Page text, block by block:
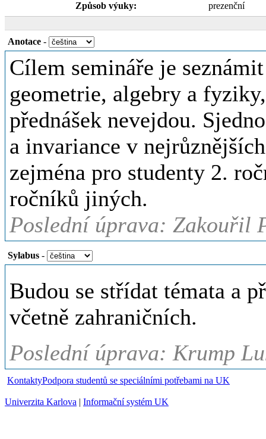
Způsob výuky:
prezenční
Anotace -
Cílem semináře je
geometrie, algebry a
přednášek nevejdou.
a invariance v
zejména pro studenty 2.
ročníků jiných.
Poslední úprava: Zakouřil
Sylabus -
Budou se střídat témata a
včetně zahraničních.
Poslední úprava: Krump
KontaktyPodpora studentů se speciálními potřebami na UK
Univerzita Karlova | Informační systém UK